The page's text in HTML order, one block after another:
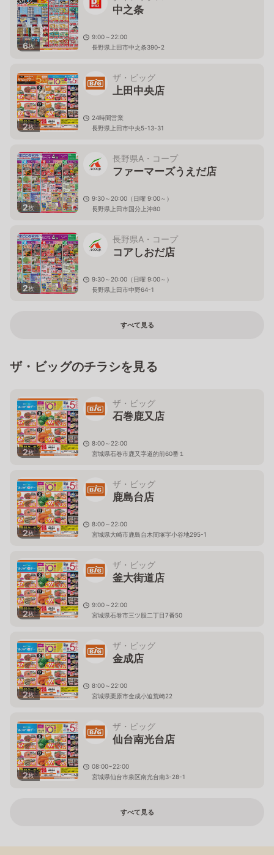
6枚
中之条
9:00～22:00
長野県上田市中之条390-2
2枚
ザ・ビッグ
上田中央店
24時間営業
長野県上田市中央5-13-31
2枚
長野県A・コープ
ファーマーズうえだ店
9:30～20:00（日曜 9:00～）
長野県上田市国分上沖80
2枚
長野県A・コープ
コアしおだ店
9:30～20:00（日曜 9:00～）
長野県上田市中野64-1
すべて見る
ザ・ビッグのチラシを見る
2枚
ザ・ビッグ
石巻鹿又店
8:00～22:00
宮城県石巻市鹿又字道的前60番１
2枚
ザ・ビッグ
鹿島台店
8:00～22:00
宮城県大崎市鹿島台木間塚字小谷地295-1
2枚
ザ・ビッグ
釜大街道店
9:00～22:00
宮城県石巻市三ツ股二丁目7番50
2枚
ザ・ビッグ
金成店
8:00～22:00
宮城県栗原市金成小迫荒崎22
2枚
ザ・ビッグ
仙台南光台店
08:00~22:00
宮城県仙台市泉区南光台南3-28-1
すべて見る